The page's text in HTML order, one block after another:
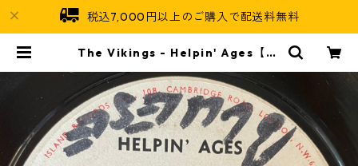
税込7,000円以上のご購入で配送料無料
The Vikings - Helpin' Ages【7-